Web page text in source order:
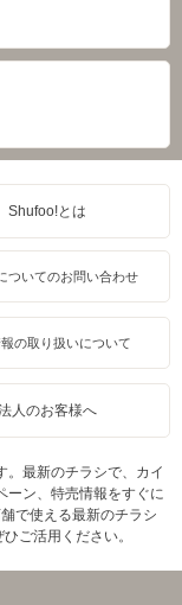
Shufoo!とは
ついてのお問い合わせ
の取り扱いについて
人のお客様へ
。最新のチラシで、カイ
ーン、特売情報をすぐに
で使える最新のチラシ
ご活用ください。